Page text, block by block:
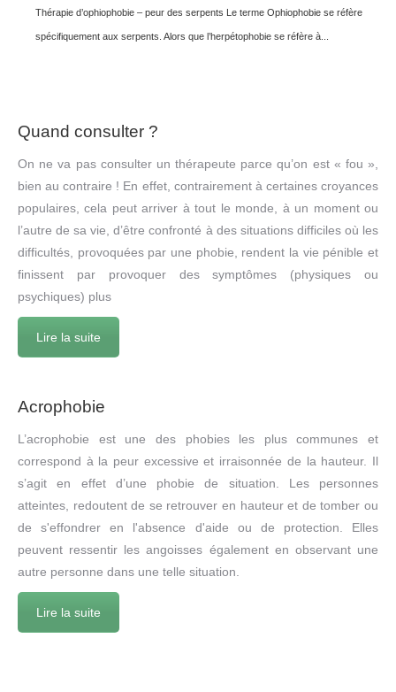
Thérapie d’ophiophobie – peur des serpents Le terme Ophiophobie se réfère
spécifiquement aux serpents. Alors que l’herpétophobie se réfère à...
Quand consulter ?
On ne va pas consulter un thérapeute parce qu’on est « fou »,
bien au contraire ! En effet, contrairement à certaines croyances
populaires, cela peut arriver à tout le monde, à un moment ou
l’autre de sa vie, d’être confronté à des situations difficiles où les
difficultés, provoquées par une phobie, rendent la vie pénible et
finissent par provoquer des symptômes (physiques ou
psychiques) plus
Lire la suite
Acrophobie
L’acrophobie est une des phobies les plus communes et
correspond à la peur excessive et irraisonnée de la hauteur. Il
s’agit en effet d’une phobie de situation. Les personnes
atteintes, redoutent de se retrouver en hauteur et de tomber ou
de s'effondrer en l'absence d'aide ou de protection. Elles
peuvent ressentir les angoisses également en observant une
autre personne dans une telle situation.
Lire la suite